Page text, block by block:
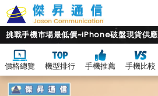
挑戰手機市場最低價~iPhone破盤現貨供應
價格總覽 機型排行 手機推薦 手機比較